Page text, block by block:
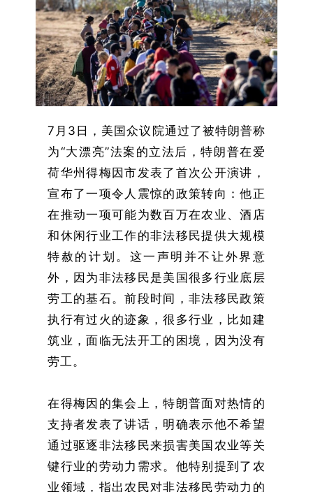
7月3日，美国众议院通过了被特朗普称
为“大漂亮”法案的立法后，特朗普在爱
荷华州得梅因市发表了首次公开演讲，
宣布了一项令人震惊的政策转向：他正
在推动一项可能为数百万在农业、酒店
和休闲行业工作的非法移民提供大规模
特赦的计划。这一声明并不让外界意
外，因为非法移民是美国很多行业底层
劳工的基石。前段时间，非法移民政策
执行有过火的迹象，很多行业，比如建
筑业，面临无法开工的困境，因为没有
劳工。
在得梅因的集会上，特朗普面对热情的
支持者发表了讲话，明确表示他不希望
通过驱逐非法移民来损害美国农业等关
键行业的劳动力需求。他特别提到了农
业领域，指出农民对非法移民劳动力的